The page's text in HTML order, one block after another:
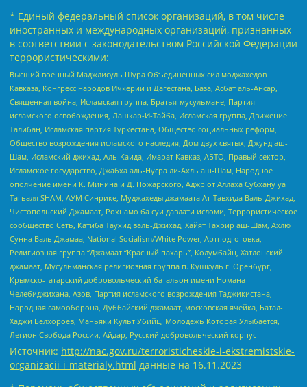
* Единый федеральный список организаций, в том числе
иностранных и международных организаций, признанных
в соответствии с законодательством Российской Федерации
террористическими:
Высший военный Маджлисуль Шура Объединенных сил моджахедов
Кавказа, Конгресс народов Ичкерии и Дагестана, База, Асбат аль-Ансар,
Священная война, Исламская группа, Братья-мусульмане, Партия
исламского освобождения, Лашкар-И-Тайба, Исламская группа, Движение
Талибан, Исламская партия Туркестана, Общество социальных реформ,
Общество возрождения исламского наследия, Дом двух святых, Джунд аш-
Шам, Исламский джихад, Аль-Каида, Имарат Кавказ, АБТО, Правый сектор,
Исламское государство, Джабха аль-Нусра ли-Ахль аш-Шам, Народное
ополчение имени К. Минина и Д. Пожарского, Аджр от Аллаха Субхану уа
Тагьаля SHAM, АУМ Синрике, Муджахеды джамаата Ат-Тавхида Валь-Джихад,
Чистопольский Джамаат, Рохнамо ба суи давлати исломи, Террористическое
сообщество Сеть, Катиба Таухид валь-Джихад, Хайят Тахрир аш-Шам, Ахлю
Сунна Валь Джамаа, National Socialism/White Power, Артподготовка,
Религиозная группа “Джамаат “Красный пахарь”, Колумбайн, Хатлонский
джамаат, Мусульманская религиозная группа п. Кушкуль г. Оренбург,
Крымско-татарский добровольческий батальон имени Номана
Челебиджихана, Азов, Партия исламского возрождения Таджикистана,
Народная самооборона, Дуббайский джамаат, московская ячейка, Батал-
Хаджи Белхороев, Маньяки Культ Убийц, Молодёжь Которая Улыбается,
Легион Свобода России, Айдар, Русский добровольческий корпус
Источник: http://nac.gov.ru/terroristicheskie-i-ekstremistskie-
organizacii-i-materialy.html данные на 16.11.2023